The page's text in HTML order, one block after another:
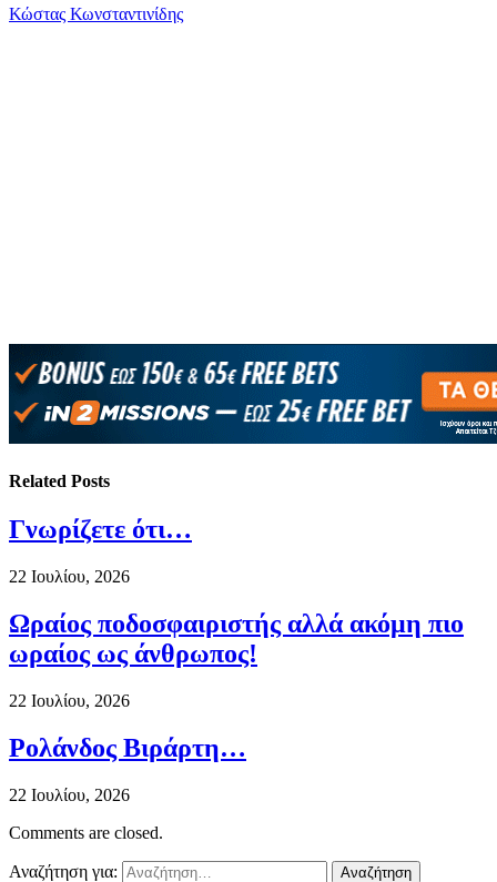
Κώστας Κωνσταντινίδης
Related Posts
Γνωρίζετε ότι…
22 Ιουλίου, 2026
Ωραίος ποδοσφαιριστής αλλά ακόμη πιο
ωραίος ως άνθρωπος!
22 Ιουλίου, 2026
Ρολάνδος Βιράρτη…
22 Ιουλίου, 2026
Comments are closed.
Αναζήτηση για: